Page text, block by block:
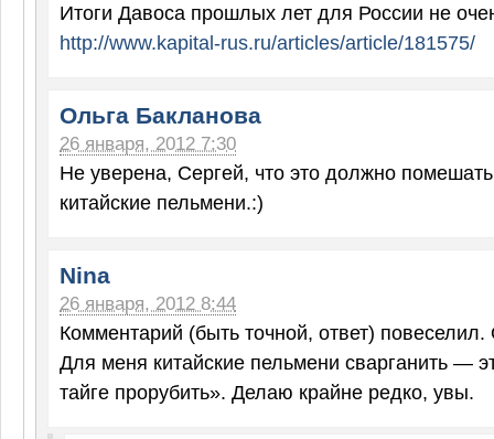
Итоги Давоса прошлых лет для России не
http://www.kapital-rus.ru/articles/article/181575/
Ольга Бакланова
26 января, 2012 7:30
Не уверена, Сергей, что это должно
китайские пельмени.:)
Nina
26 января, 2012 8:44
Комментарий (быть точной, ответ)
Для меня китайские пельмени сварганить —
тайге прорубить». Делаю крайне редко, увы.